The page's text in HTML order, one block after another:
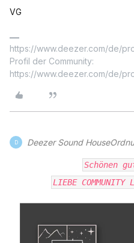
VG
https://www.deezer.com/de/
Profil der Community:
https://www.deezer.com/de/
D Deezer Sound
Schönen
LIEBE COMMUNITY